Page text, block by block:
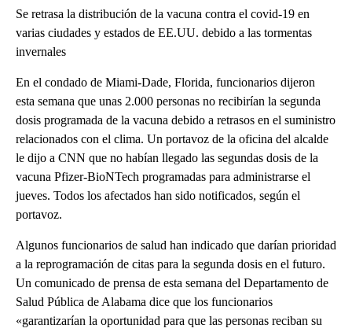
Se retrasa la distribución de la vacuna contra el covid-19 en
varias ciudades y estados de EE.UU. debido a las tormentas
invernales
En el condado de Miami-Dade, Florida, funcionarios dijeron
esta semana que unas 2.000 personas no recibirían la segunda
dosis programada de la vacuna debido a retrasos en el suministro
relacionados con el clima. Un portavoz de la oficina del alcalde
le dijo a CNN que no habían llegado las segundas dosis de la
vacuna Pfizer-BioNTech programadas para administrarse el
jueves. Todos los afectados han sido notificados, según el
portavoz.
Algunos funcionarios de salud han indicado que darían prioridad
a la reprogramación de citas para la segunda dosis en el futuro.
Un comunicado de prensa de esta semana del Departamento de
Salud Pública de Alabama dice que los funcionarios
«garantizarían la oportunidad para que las personas reciban su